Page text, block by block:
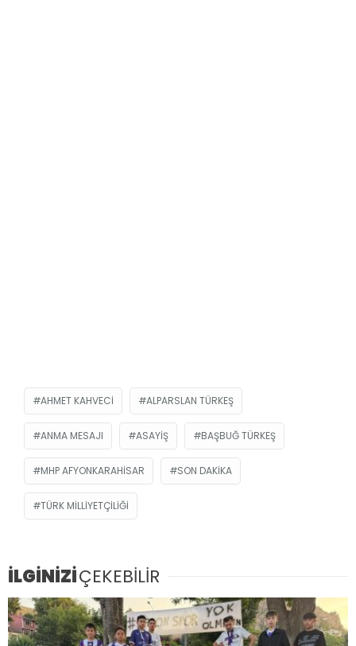
AHMET KAHVECI ALPARSLAN TÜRKEŞ
ANMA MESAJI ASAYIŞ BAŞBUĞ TÜRKEŞ
MHP AFYONKARAHISAR SON DAKIKA
TÜRK MILLIYETÇILIĞI
İLGİNİZİÇEKEBİLİR